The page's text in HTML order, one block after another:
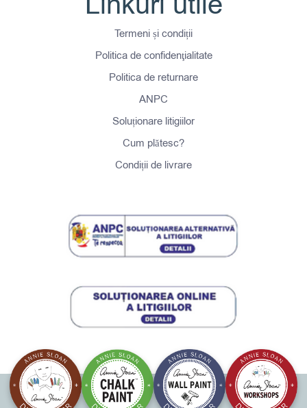
Termeni și condiții
Politica de confidenţialitate
Politica de returnare
ANPC
Soluționare litigiilor
Cum plătesc?
Condiții de livrare